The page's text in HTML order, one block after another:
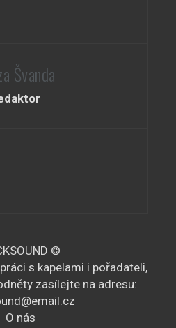
Švanda
©
s kapelami i pořadateli,
zasílejte na adresu:
O nás